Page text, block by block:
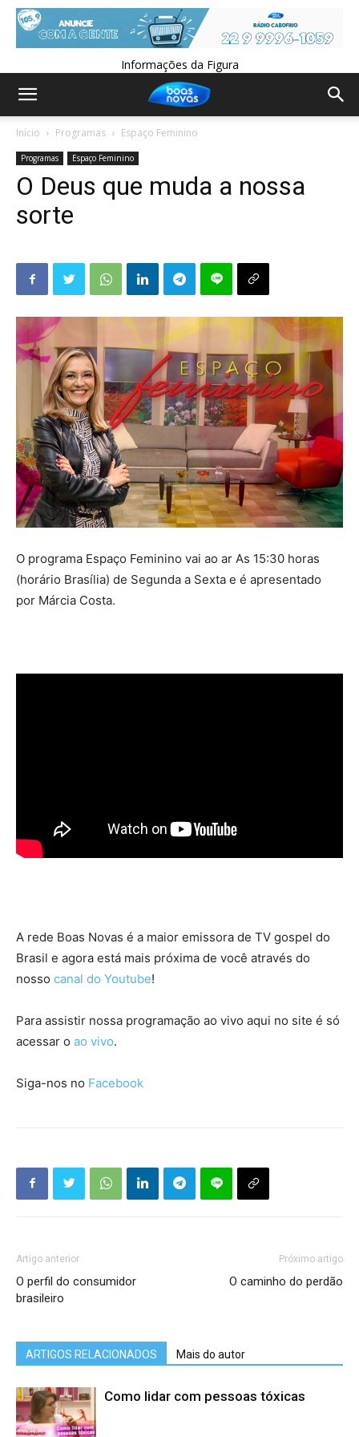
Informações da Figura
Início Programas Espaço Feminino
Programas Espaço Feminino
O Deus que muda a nossa
sorte
O programa Espaço Feminino vai ao ar As 15:30 horas
(horário Brasília) de Segunda a Sexta e é apresentado
por Márcia Costa.
A rede Boas Novas é a maior emissora de TV gospel do
Brasil e agora está mais próxima de você através do
nosso canal do Youtube!
Para assistir nossa programação ao vivo aqui no site é só
acessar o ao vivo.
Siga-nos no Facebook
Artigo anterior
O perfil do consumidor
brasileiro
Próximo artigo
O caminho do perdão
ARTIGOS RELACIONADOS Mais do autor
Como lidar com pessoas tóxicas